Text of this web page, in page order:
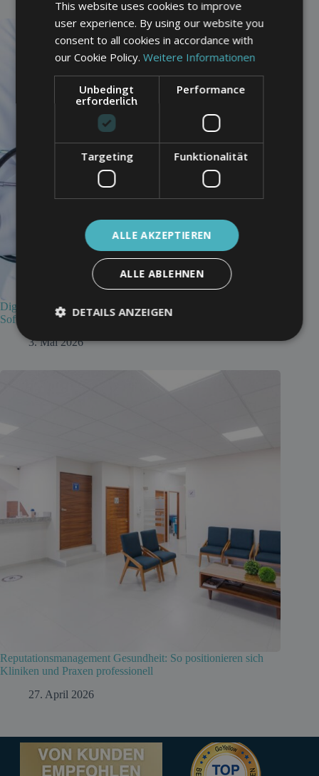
Digitalisierung zur Mitarbeiterbindung: Wie moderne
Software das Arbeitgeber-Branding stärkt
3. Mai 2026
Reputationsmanagement Gesundheit: So positionieren sich
Kliniken und Praxen professionell
27. April 2026
This website uses cookies to improve
user experience. By using our website you
consent to all cookies in accordance with
our Cookie Policy.Weitere Informationen
Unbedingt
erforderlich
Performance
Targeting Funktionalität
ALLE AKZEPTIEREN
ALLE ABLEHNEN
DETAILS ANZEIGEN